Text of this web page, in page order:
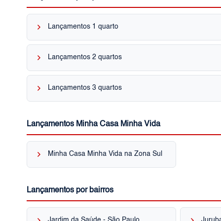
keyboard_arrow_right Lançamentos 1 quarto
keyboard_arrow_right Lançamentos 2 quartos
keyboard_arrow_right Lançamentos 3 quartos
Lançamentos Minha Casa Minha Vida
keyboard_arrow_right Minha Casa Minha Vida na Zona Sul
Lançamentos por bairros